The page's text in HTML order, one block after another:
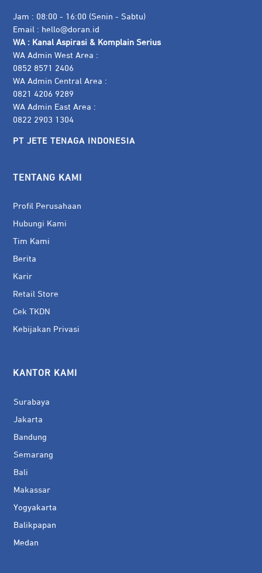
Jam : 08:00 - 16:00 (Senin - Sabtu)
Email : hello@doran.id
WA : Kanal Aspirasi & Komplain Serius
WA Admin West Area :
0852 8571 2406
WA Admin Central Area :
0821 4206 9289
WA Admin East Area :
0822 2903 1304
PT JETE TENAGA INDONESIA
TENTANG KAMI
Profil Perusahaan
Hubungi Kami
Tim Kami
Berita
Karir
Retail Store
Cek TKDN
Kebijakan Privasi
KANTOR KAMI
Surabaya
Jakarta
Bandung
Semarang
Bali
Makassar
Yogyakarta
Balikpapan
Medan